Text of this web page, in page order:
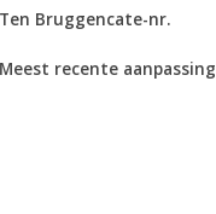
Ten Bruggencate-nr.
Meest recente aanpassing